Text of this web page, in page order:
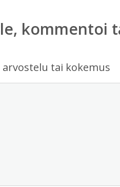
kommentoi
tai kokemus